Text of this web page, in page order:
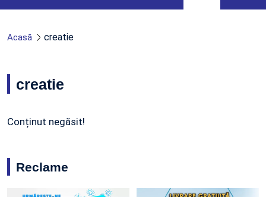
Acasă creatie
creatie
Conținut negăsit!
Reclame